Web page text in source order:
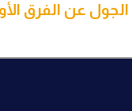
عن الفرق